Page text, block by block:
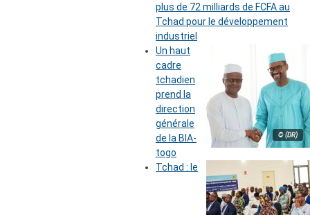
plus de 72 milliards de FCFA au
Tchad pour le développement
industriel
© (DR)
Un haut
cadre
tchadien
prend la
direction
générale
de la BIA-
togo
Tchad : le